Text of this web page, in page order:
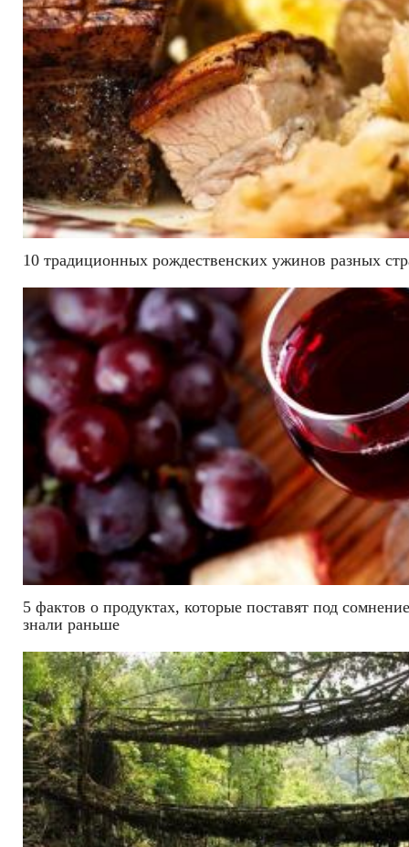
10 традиционных рождественских ужинов разных
5 фактов о продуктах, которые поставят под
знали раньше